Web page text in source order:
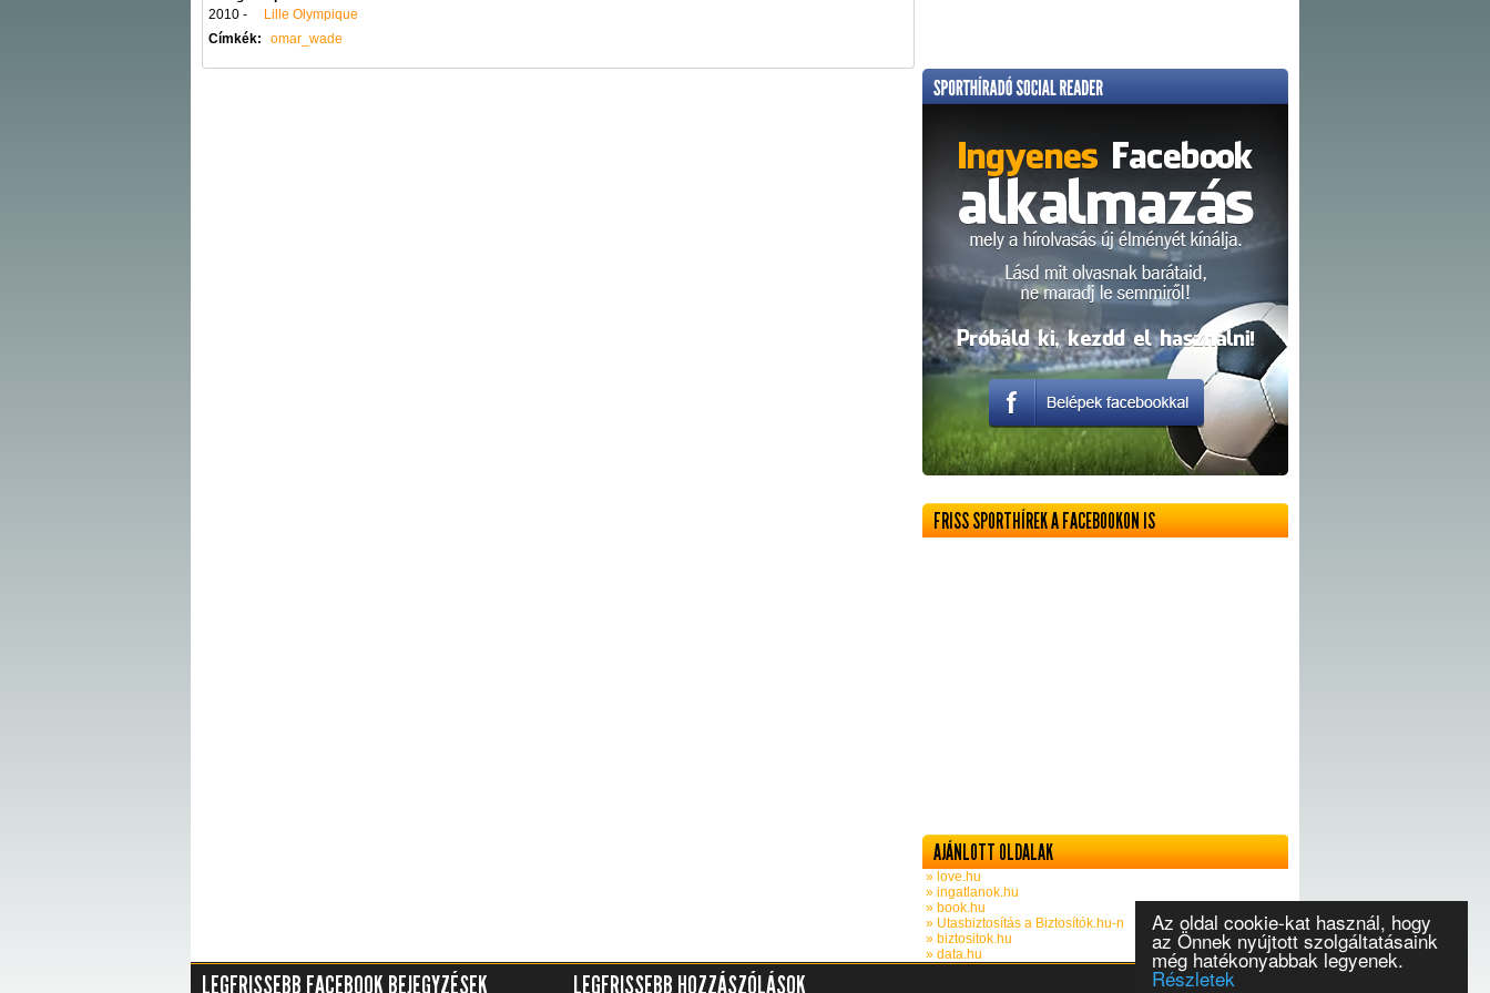
Az oldal cookie-kat használ, hogy
az Önnek nyújtott szolgáltatásaink
még hatékonyabbak legyenek.
Részletek
2010 -
Lille Olympique
Címkék:
omar_wade
FRISS SPORTHÍREK A FACEBOOKON IS
AJÁNLOTT OLDALAK
» love.hu
» ingatlanok.hu
» book.hu
» Utasbiztosítás a Biztosítók.hu-n
» biztositok.hu
» data.hu
LEGFRISSEBB FACEBOOK BEJEGYZÉSEK LEGFRISSEBB HOZZÁSZÓLÁSOK